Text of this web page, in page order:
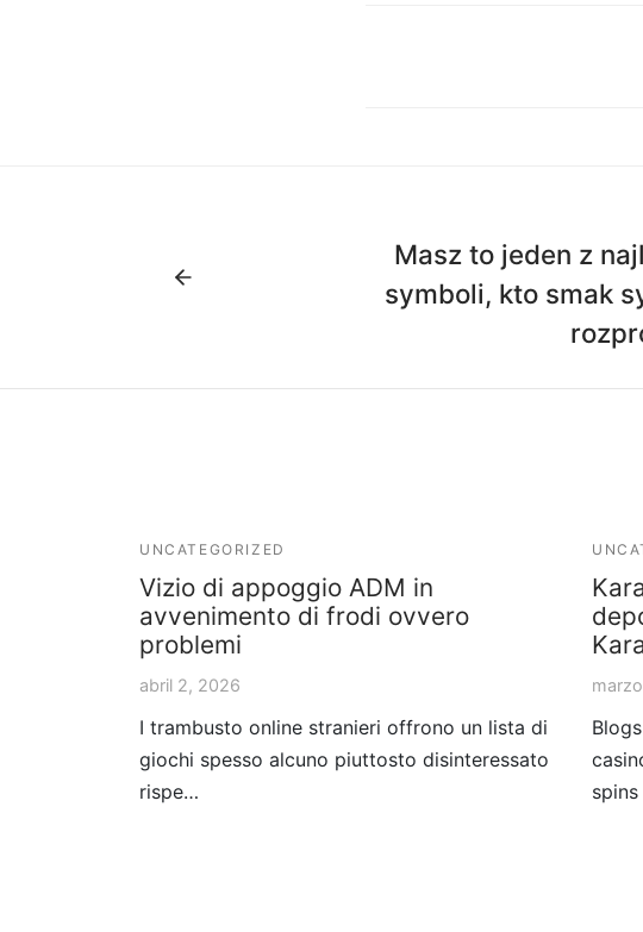
Masz to jeden z
symboli, kto smak
UNCATEGORIZED
Vizio di appoggio ADM in
avvenimento di frodi ovvero
problemi
abril 2, 2026
I trambusto online stranieri offrono un lista di
giochi spesso alcuno piuttosto disinteressato
rispe…